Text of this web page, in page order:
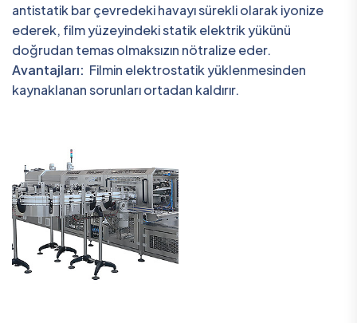
antistatik bar çevredeki havayı sürekli olarak iyonize
ederek, film yüzeyindeki statik elektrik yükünü
doğrudan temas olmaksızın nötralize eder.
Avantajları: Filmin elektrostatik yüklenmesinden
kaynaklanan sorunları ortadan kaldırır.